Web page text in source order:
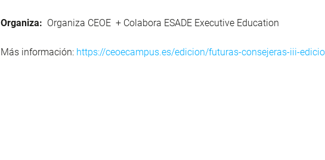
Organiza: Organiza CEOE + Colabora ESADE Executive Education
Más información: https://ceoecampus.es/edicion/futuras-consejeras-iii-